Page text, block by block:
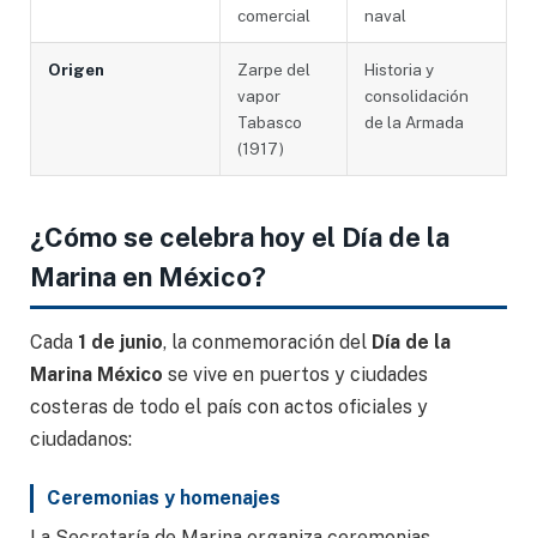
comercial
naval
Origen
Zarpe del
vapor
Tabasco
(1917)
Historia y
consolidación
de la Armada
¿Cómo se celebra hoy el Día de la
Marina en México?
Cada 1 de junio, la conmemoración del Día de la
Marina México se vive en puertos y ciudades
costeras de todo el país con actos oficiales y
ciudadanos:
Ceremonias y homenajes